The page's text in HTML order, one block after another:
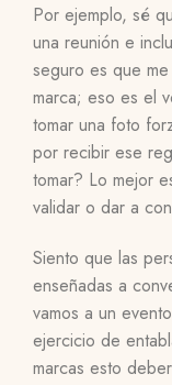
Por ejemplo, sé
una reunión e
seguro es que
marca; eso es el
tomar una foto
por recibir ese
tomar? Lo mejor
validar o dar a
Siento que las
enseñadas a
vamos a un
ejercicio de
marcas esto